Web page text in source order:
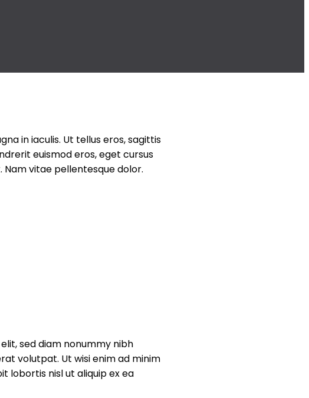
in iaculis. Ut tellus eros, sagittis
euismod eros, eget cursus
Nam vitae pellentesque dolor.
sed diam nonummy nibh
volutpat. Ut wisi enim ad minim
lobortis nisl ut aliquip ex ea